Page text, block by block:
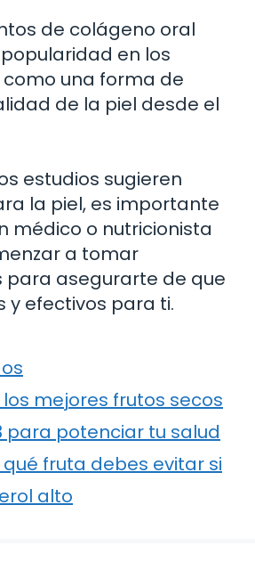
de colágeno oral
en los
una forma de
de la piel desde el
estudios sugieren
la piel, es importante
médico o nutricionista
a tomar
para asegurarte de que
y efectivos para ti.
mejores frutos secos
para potenciar tu salud
fruta debes evitar si
alto